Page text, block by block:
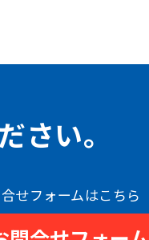
さい。
せフォームはこちら